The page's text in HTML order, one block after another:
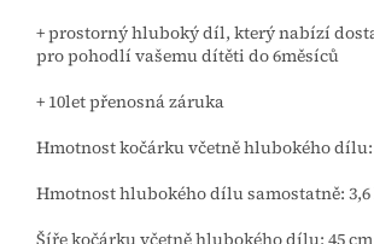
+ prostorný hluboký díl, který nabízí
pro pohodlí vašemu dítěti do 6měsíců
+ 10let přenosná záruka
Hmotnost kočárku včetně hlubokého dílu:
Hmotnost hlubokého dílu samostatně: 3,6
Šíře kočárku včetně hlubokého dílu: 45 cm